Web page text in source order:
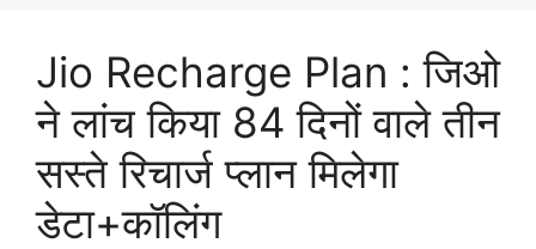
Jio Recharge Plan : जिओ
ने लांच किया 84 दिनों वाले तीन
सस्ते रिचार्ज प्लान मिलेगा
डेटा+कॉलिंग